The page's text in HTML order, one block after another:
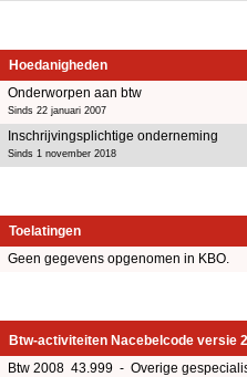
Hoedanigheden
Onderworpen aan btw
Sinds 22 januari 2007
Inschrijvingsplichtige onderneming
Sinds 1 november 2018
Toelatingen
Geen gegevens opgenomen in KBO.
Btw-activiteiten Nacebelcode versie
Btw 2008 43.999 - Overige